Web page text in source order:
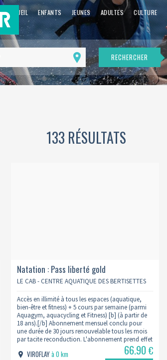
ACCUEIL ENFANTS JEUNES ADULTES CULTURE
Me
géolocaliser
RECHERCHER
133 RÉSULTATS
Natation : Pass liberté gold
LE CAB - CENTRE AQUATIQUE DES BERTISETTES
Accès en illimité à tous les espaces (aquatique,
bien-être et fitness) + 5 cours par semaine (parmi
Aquagym, aquacycling et Fitness) [b] (à partir de
18 ans).[/b] Abonnement mensuel conclu pour
une durée de 30 jours renouvelable tous les mois
par tacite reconduction. L'abonnement prend effet
à compter de l'inscription. LES FRAIS D'ADHESION
SONT OBLIGATOIRES LORS…
VIROFLAYà 0 km
66.90€